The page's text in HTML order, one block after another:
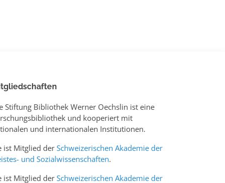
Stiftung Bibliothek Werner Oechslin ist eine
und kooperiert mit
und internationalen Institutionen.
ist Mitglied der Schweizerischen Akademie der
und Sozialwissenschaften.
ist Mitglied der Schweizerischen Akademie der